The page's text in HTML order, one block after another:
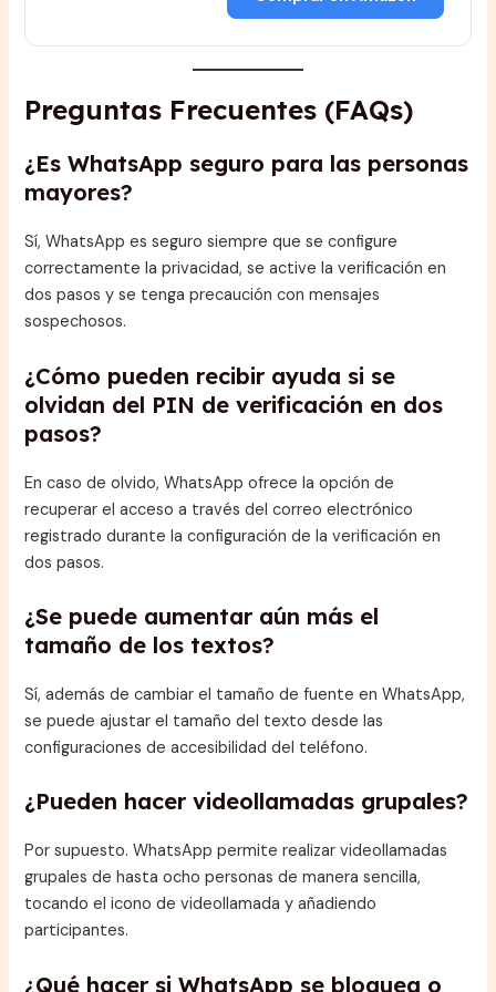
Preguntas Frecuentes (FAQs)
¿Es WhatsApp seguro para las personas
mayores?
Sí, WhatsApp es seguro siempre que se configure
correctamente la privacidad, se active la verificación en
dos pasos y se tenga precaución con mensajes
sospechosos.
¿Cómo pueden recibir ayuda si se
olvidan del PIN de verificación en dos
pasos?
En caso de olvido, WhatsApp ofrece la opción de
recuperar el acceso a través del correo electrónico
registrado durante la configuración de la verificación en
dos pasos.
¿Se puede aumentar aún más el
tamaño de los textos?
Sí, además de cambiar el tamaño de fuente en WhatsApp,
se puede ajustar el tamaño del texto desde las
configuraciones de accesibilidad del teléfono.
¿Pueden hacer videollamadas grupales?
Por supuesto. WhatsApp permite realizar videollamadas
grupales de hasta ocho personas de manera sencilla,
tocando el icono de videollamada y añadiendo
participantes.
¿Qué hacer si WhatsApp se bloquea o